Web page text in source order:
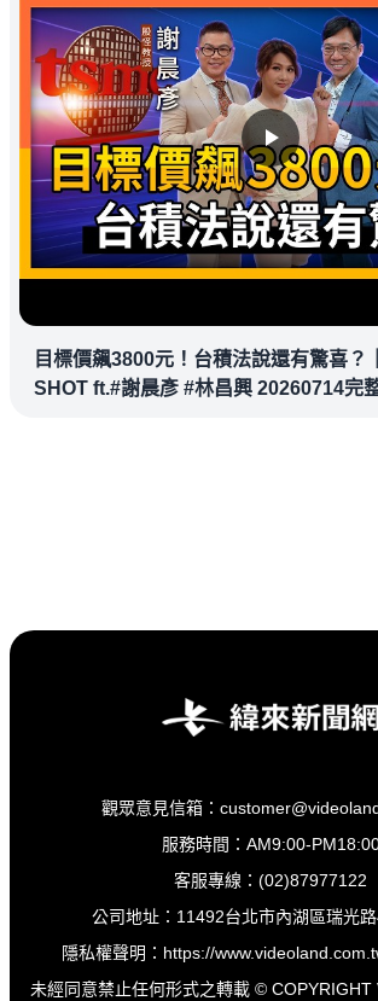
目標價飆3800元！台積法說還有驚喜？
SHOT ft.#謝晨彥 #林昌興 20260714完
觀眾意見信箱：
服務時間：AM9:00-
客服專線：(02)87977122
公司地址：11492台北市內湖區瑞光
隱私權聲明： https://
未經同意禁止任何形式之轉載 © COPYRIGHT